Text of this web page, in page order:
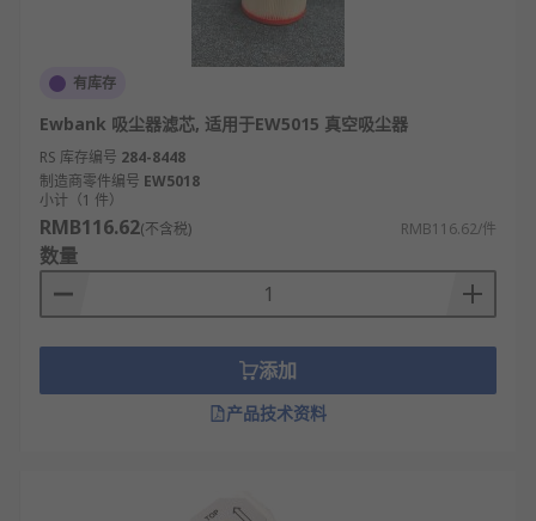
有库存
Ewbank 吸尘器滤芯, 适用于EW5015 真空吸尘器
RS 库存编号 284-8448
制造商零件编号 EW5018
小计（1 件）
RMB116.62(不含税) RMB116.62/件
数量
添加
产品技术资料